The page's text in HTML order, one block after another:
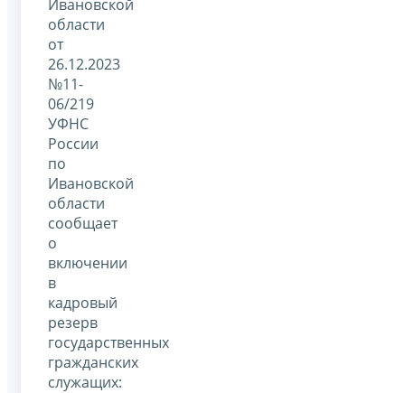
Ивановской
области
от
26.12.2023
№11-
06/219
УФНС
России
по
Ивановской
области
сообщает
о
включении
в
кадровый
резерв
государственных
гражданских
служащих: